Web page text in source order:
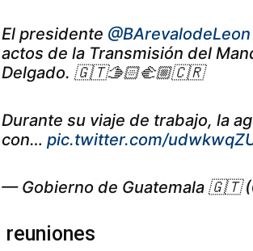
El presidente @BArevalodeLeon
actos de la Transmisión del
Delgado. 🇬🇹🫱🏻‍🫲🏼🇨🇷
Durante su viaje de trabajo, la
con… pic.twitter.com/
— Gobierno de Guatemala 🇬🇹
reuniones